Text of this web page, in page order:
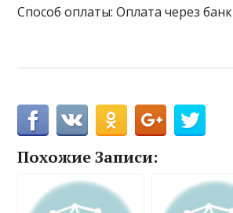
Способ оплаты: Оплата через банк
Похожие Записи: